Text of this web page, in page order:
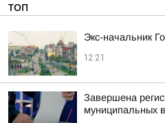
ТОП
Экс-начальник
12:21
Завершена
муниципальных